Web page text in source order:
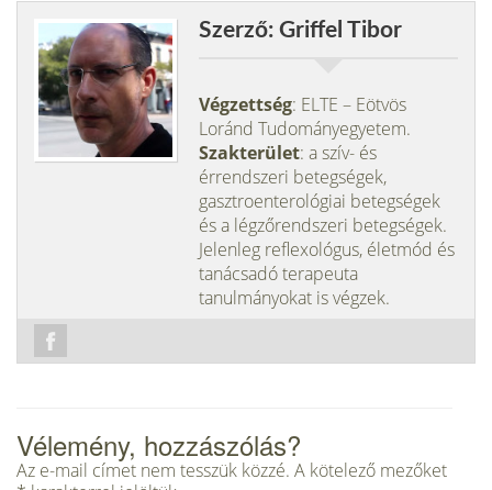
Szerző: Griffel Tibor
Végzettség: ELTE – Eötvös
Loránd Tudományegyetem.
Szakterület: a szív- és
érrendszeri betegségek,
gasztroenterológiai betegségek
és a légzőrendszeri betegségek.
Jelenleg reflexológus, életmód és
tanácsadó terapeuta
tanulmányokat is végzek.
Vélemény, hozzászólás?
Az e-mail címet nem tesszük közzé. A kötelező mezőket